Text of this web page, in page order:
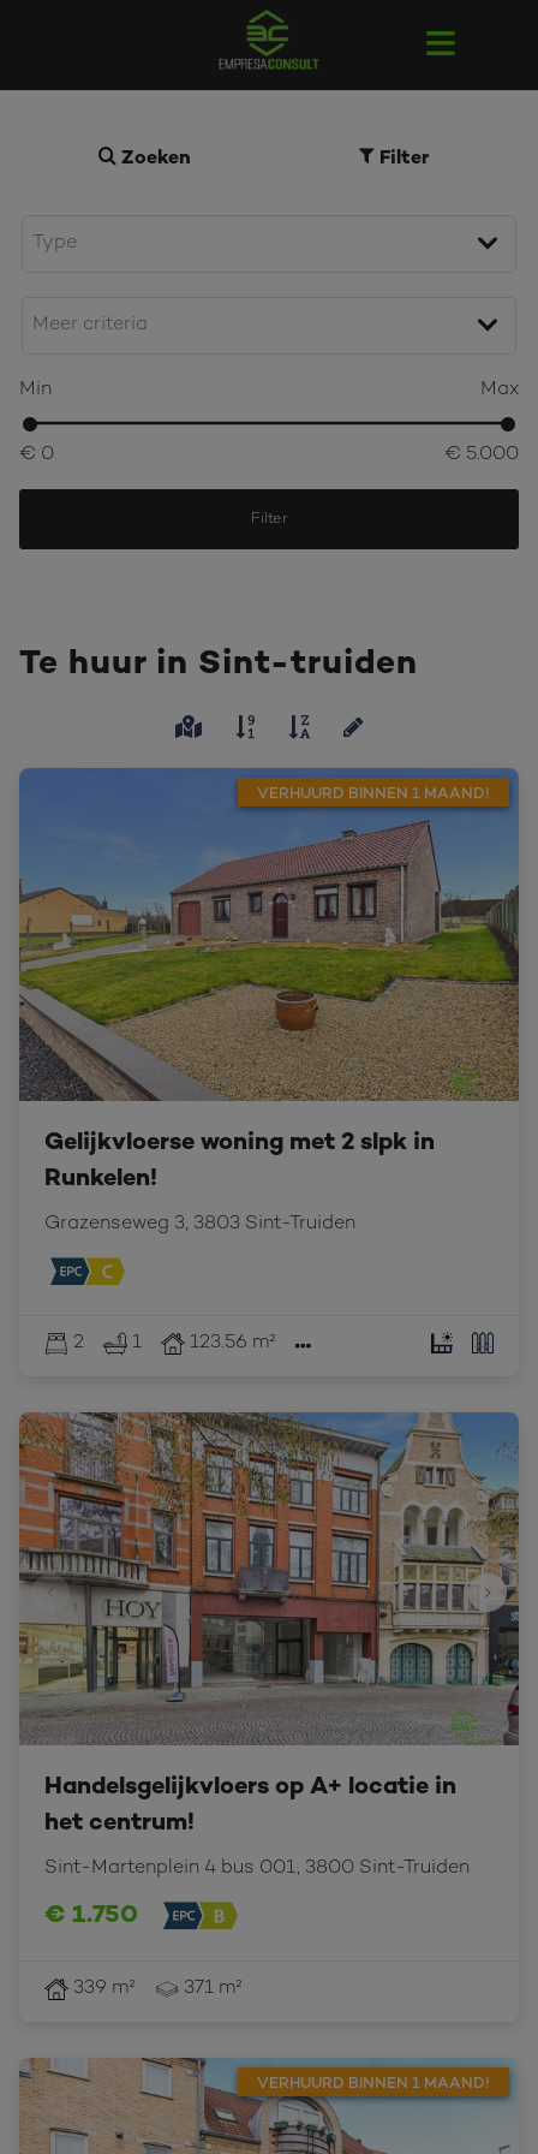
Zoeken Filter
Min Max
€ 0 € 5.000
Filter
Te huur in Sint-truiden
VERHUURD BINNEN 1 MAAND!
Gelijkvloerse woning met 2 slpk in
Runkelen!
Grazenseweg 3, 3803 Sint-Truiden
2 1 123.56 m²
Handelsgelijkvloers op A+ locatie in
het centrum!
Sint-Martenplein 4 bus 001, 3800 Sint-Truiden
€ 1.750
339 m² 371 m²
VERHUURD BINNEN 1 MAAND!